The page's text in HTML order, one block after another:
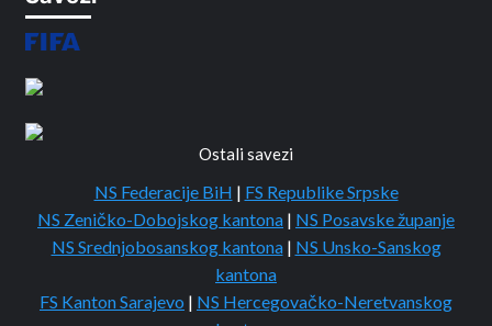
Ostali savezi
NS Federacije BiH | FS Republike Srpske
NS Zeničko-Dobojskog kantona | NS Posavske županje
NS Srednjobosanskog kantona | NS Unsko-Sanskog
kantona
FS Kanton Sarajevo | NS Hercegovačko-Neretvanskog